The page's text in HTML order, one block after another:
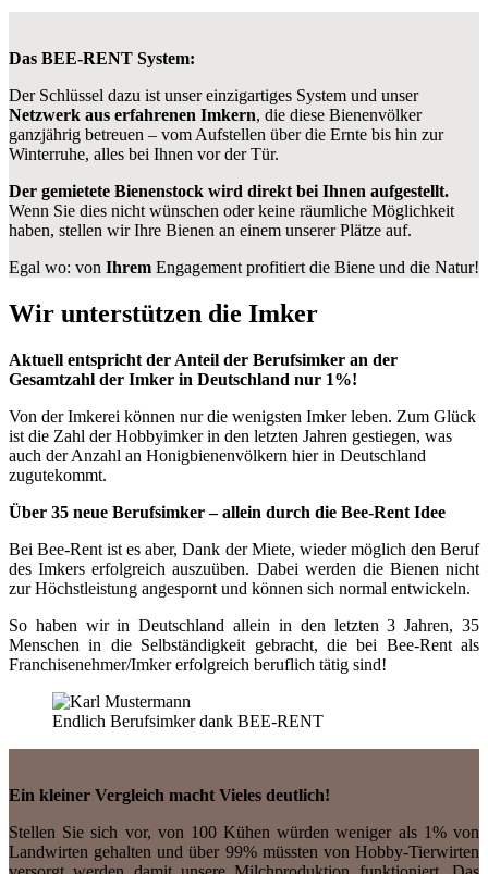
Das BEE-RENT System:
Der Schlüssel dazu ist unser einzigartiges System und unser
Netzwerk aus erfahrenen Imkern, die diese Bienenvölker
ganzjährig betreuen – vom Aufstellen über die Ernte bis hin zur
Winterruhe, alles bei Ihnen vor der Tür.
Der gemietete Bienenstock wird direkt bei Ihnen aufgestellt.
Wenn Sie dies nicht wünschen oder keine räumliche Möglichkeit
haben, stellen wir Ihre Bienen an einem unserer Plätze auf.
Egal wo: von Ihrem Engagement profitiert die Biene und die Natur!
Wir unterstützen die Imker
Aktuell entspricht der Anteil der Berufsimker an der
Gesamtzahl der Imker in Deutschland nur 1%!
Von der Imkerei können nur die wenigsten Imker leben. Zum Glück
ist die Zahl der Hobbyimker in den letzten Jahren gestiegen, was
auch der Anzahl an Honigbienenvölkern hier in Deutschland
zugutekommt.
Über 35 neue Berufsimker – allein durch die Bee-Rent Idee
Bei Bee-Rent ist es aber, Dank der Miete, wieder möglich den Beruf
des Imkers erfolgreich auszuüben. Dabei werden die Bienen nicht
zur Höchstleistung angespornt und können sich normal entwickeln.
So haben wir in Deutschland allein in den letzten 3 Jahren, 35
Menschen in die Selbständigkeit gebracht, die bei Bee-Rent als
Franchisenehmer/Imker erfolgreich beruflich tätig sind!
Endlich Berufsimker dank BEE-RENT
Ein kleiner Vergleich macht Vieles deutlich!
Stellen Sie sich vor, von 100 Kühen würden weniger als 1% von
Landwirten gehalten und über 99% müssten von Hobby-Tierwirten